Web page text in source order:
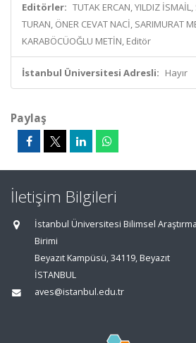
Editörler: TUTAK ERCAN, YILDIZ
TURAN, ÖNER CEVAT NACİ, SARIMURAT
KARABÖCÜOĞLU METİN, Editör
İstanbul Üniversitesi Adresli: Hayır
Paylaş
İletişim Bilgileri
İstanbul Üniversitesi Bilimsel
Birimi
Beyazıt Kampüsü, 34119, Beyazıt
İSTANBUL
aves@istanbul.edu.tr